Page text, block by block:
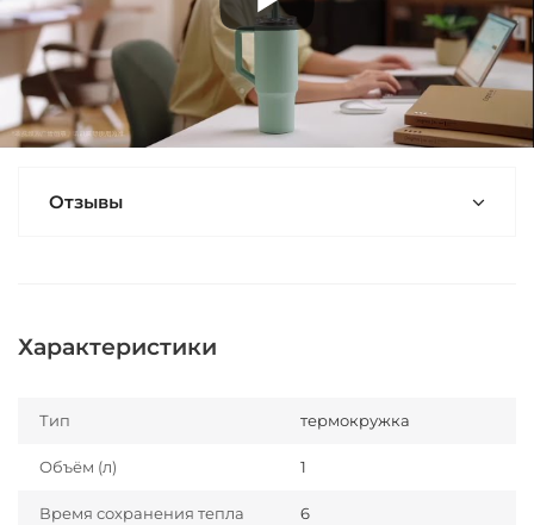
Отзывы
Характеристики
Тип термокружка
Объём (л) 1
Время сохранения тепла
6